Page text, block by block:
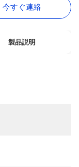
今すぐ連絡
製品説明